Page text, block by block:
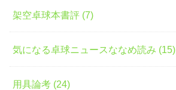
架空卓球本書評 (7)
気になる卓球ニュースななめ読み (15)
用具論考 (24)